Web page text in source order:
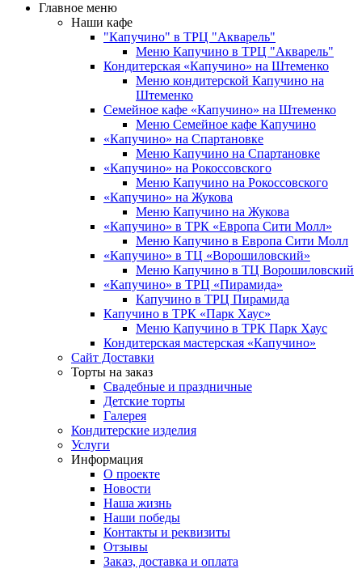
Главное меню
Наши кафе
"Капучино" в ТРЦ "Акварель"
Меню Капучино в ТРЦ "Акварель"
Кондитерская «Капучино» на Штеменко
Меню кондитерской Капучино на
Штеменко
Семейное кафе «Капучино» на Штеменко
Меню Семейное кафе Капучино
«Капучино» на Спартановке
Меню Капучино на Спартановке
«Капучино» на Рокоссовского
Меню Капучино на Рокоссовского
«Капучино» на Жукова
Меню Капучино на Жукова
«Капучино» в ТРК «Европа Cити Молл»
Меню Капучино в Европа Сити Молл
«Капучино» в ТЦ «Ворошиловский»
Меню Капучино в ТЦ Ворошиловский
«Капучино» в ТРЦ «Пирамида»
Капучино в ТРЦ Пирамида
Капучино в ТРК «Парк Хаус»
Меню Капучино в ТРК Парк Хаус
Кондитерская мастерская «Капучино»
Сайт Доставки
Торты на заказ
Свадебные и праздничные
Детские торты
Галерея
Кондитерские изделия
Услуги
Информация
О проекте
Новости
Наша жизнь
Наши победы
Контакты и реквизиты
Отзывы
Заказ, доставка и оплата